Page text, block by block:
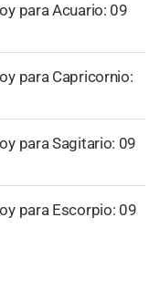
para Acuario: 09
para Capricornio:
para Sagitario: 09
para Escorpio: 09